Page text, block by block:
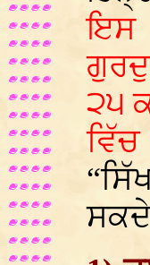
ਇਸ
੨੫
ਵਿੱਚ